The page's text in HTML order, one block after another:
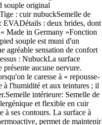
souple original
: cuir nubuckSemelle de
EVADétails : deux brides, dont
Made in Germany »Fonction
souple est muni d'un
agréable sensation de confort
: NubuckLa surface
aucune nervure.
le caresse à « repousse-
à l'humidité et aux teintures ; il
intérieure: Semelle de
et flexible en cuir
à ses contours. La surface à
permet de maintenir